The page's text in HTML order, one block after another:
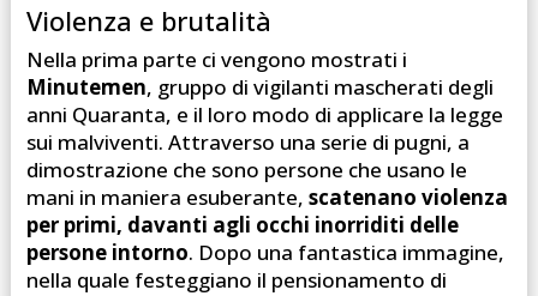
Violenza e brutalità
Nella prima parte ci vengono mostrati i
Minutemen, gruppo di vigilanti mascherati degli
anni Quaranta, e il loro modo di applicare la legge
sui malviventi. Attraverso una serie di pugni, a
dimostrazione che sono persone che usano le
mani in maniera esuberante, scatenano violenza
per primi, davanti agli occhi inorriditi delle
persone intorno. Dopo una fantastica immagine,
nella quale festeggiano il pensionamento di